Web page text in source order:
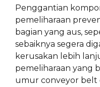
Penggantian
pemeliharaan
bagian yang aus,
sebaiknya segera
kerusakan lebih
pemeliharaan yang
umur conveyor belt